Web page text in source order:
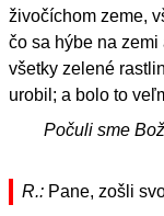
živočíchom zeme,
čo sa hýbe na zemi
všetky zelené
urobil; a bolo to
Počuli sme
R.: Pane, zošli